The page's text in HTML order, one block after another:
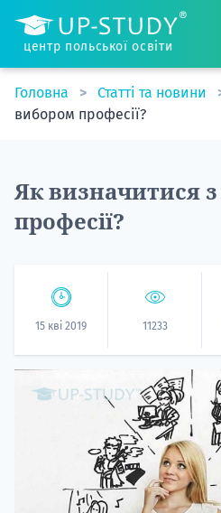
центр польської освіти
Головна Статті та новини
вибором професії?
Як визначитися
професії?
15 кві 2019 11233